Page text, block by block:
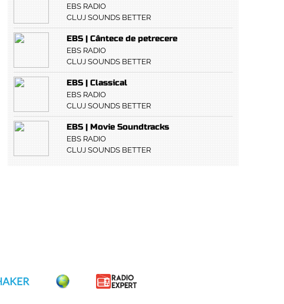
EBS RADIO
CLUJ SOUNDS BETTER
EBS | Cântece de petrecere
EBS RADIO
CLUJ SOUNDS BETTER
EBS | Classical
EBS RADIO
CLUJ SOUNDS BETTER
EBS | Movie Soundtracks
EBS RADIO
CLUJ SOUNDS BETTER